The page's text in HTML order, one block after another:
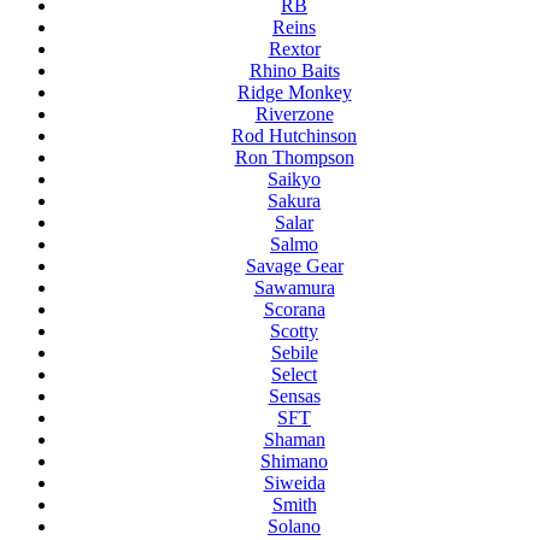
RB
Reins
Rextor
Rhino Baits
Ridge Monkey
Riverzone
Rod Hutchinson
Ron Thompson
Saikyo
Sakura
Salar
Salmo
Savage Gear
Sawamura
Scorana
Scotty
Sebile
Select
Sensas
SFT
Shaman
Shimano
Siweida
Smith
Solano